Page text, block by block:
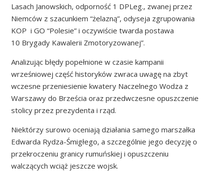
Lasach Janowskich, odporność 1 DPLeg., zwanej przez
Niemców z szacunkiem “żelazną”, odyseja zgrupowania
KOP i GO “Polesie” i oczywiście twarda postawa
10 Brygady Kawalerii Zmotoryzowanej”.
Analizując błędy popełnione w czasie kampanii
wrześniowej część historyków zwraca uwagę na zbyt
wczesne przeniesienie kwatery Naczelnego Wodza z
Warszawy do Brześcia oraz przedwczesne opuszczenie
stolicy przez prezydenta i rząd.
Niektórzy surowo oceniają działania samego marszałka
Edwarda Rydza-Śmigłego, a szczególnie jego decyzję o
przekroczeniu granicy rumuńskiej i opuszczeniu
walczących wciąż jeszcze wojsk.